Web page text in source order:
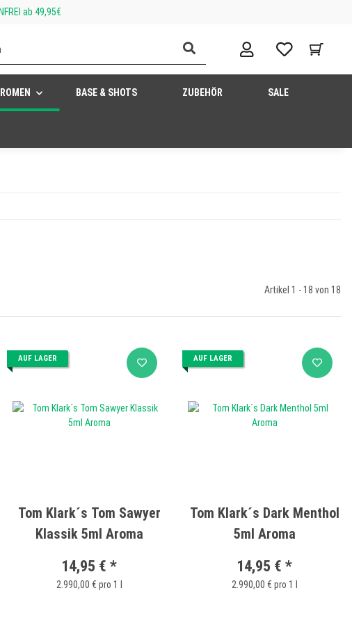
ab 49,95€
BASE & SHOTS ZUBEHÖR SALE
Artikel 1 - 18 von 18
AUF LAGER
Tom Klark´s Tom Sawyer
Klassik 5ml Aroma
14,95 € *
2.990,00 € pro 1 l
AUF LAGER
Tom Klark´s Dark Menthol
5ml Aroma
14,95 € *
2.990,00 € pro 1 l